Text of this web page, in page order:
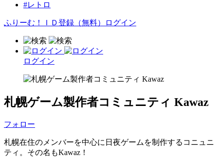
#レトロ
ふりーむ！ＩＤ登録（無料） ログイン
ログイン
札幌ゲーム製作者コミュニティ Kawaz
フォロー
札幌在住のメンバーを中心に日夜ゲームを制作するコニュニ
ティ。その名もKawaz！